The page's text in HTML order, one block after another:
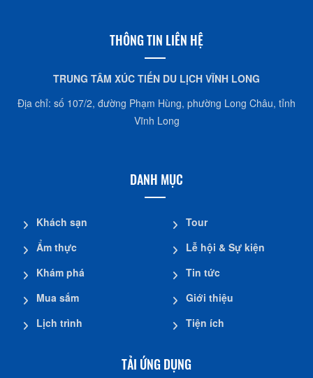
THÔNG TIN LIÊN HỆ
TRUNG TÂM XÚC TIẾN DU LỊCH VĨNH LONG
Địa chỉ: số 107/2, đường Phạm Hùng, phường Long Châu, tỉnh
Vĩnh Long
DANH MỤC
Khách sạn
Ẩm thực
Khám phá
Mua sắm
Lịch trình
Tour
Lễ hội & Sự kiện
Tin tức
Giới thiệu
Tiện ích
TẢI ỨNG DỤNG